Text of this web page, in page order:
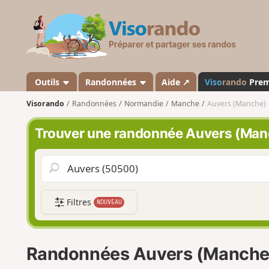
s
a
n
d
o
Outils Randonnées Aide ↗ Visorando
Visorando Randonnées Normandie Manche Auvers (Manche)
Trouver une randonnée Auvers
Filtres NOUVEAU
Randonnées Auvers